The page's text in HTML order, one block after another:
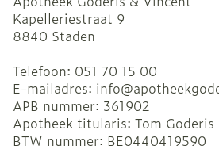
Kapelleriestraat 9
8840 Staden
Telefoon: 051 70 15 00
E-mailadres: info@
APB nummer: 361902
Apotheek titularis: Tom Goderis
BTW nummer: BE0440419590